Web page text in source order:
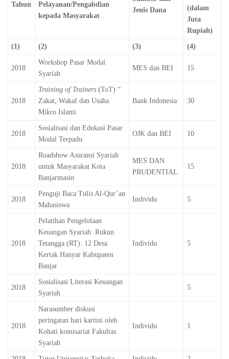
Tahun
Pelayanan/Pengabdian
kepada Masyarakat
Jenis Dana
(dalam
Juta
Rupiah)
(1) (2) (3) (4)
2018
Workshop Pasar Modal
Syariah
MES dan BEI 15
2018
Training of Trainers (ToT) “
Zakat, Wakaf dan Usaha
Mikro Islami
Bank Indonesia 30
2018
Sosialisasi dan Edukasi Pasar
Modal Terpadu
OJK dan BEI 10
2018
Roadshow Asuransi Syariah
untuk Masyarakat Kota
Banjarmasin
MES DAN
PRUDENTIAL
15
2018
Penguji Baca Tulis Al-Qur’an
Mahasiswa
Individu 5
2018
Pelatihan Pengelolaan
Keuangan Syariah Rukun
Tetangga (RT). 12 Desa
Kertak Hanyar Kabupaten
Banjar
Individu 5
2018
Sosialisasi Literasi Keuangan
Syariah
5
2018
Narasumber diskusi
peringatan hari kartini oleh
Kohati komisariat Fakultas
Syariah
Individu 1